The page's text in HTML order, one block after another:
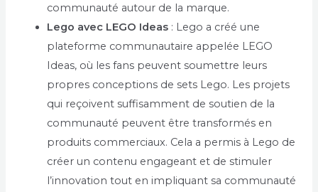
communauté autour de la marque.
Lego avec LEGO Ideas : Lego a créé une
plateforme communautaire appelée LEGO
Ideas, où les fans peuvent soumettre leurs
propres conceptions de sets Lego. Les projets
qui reçoivent suffisamment de soutien de la
communauté peuvent être transformés en
produits commerciaux. Cela a permis à Lego de
créer un contenu engageant et de stimuler
l’innovation tout en impliquant sa communauté